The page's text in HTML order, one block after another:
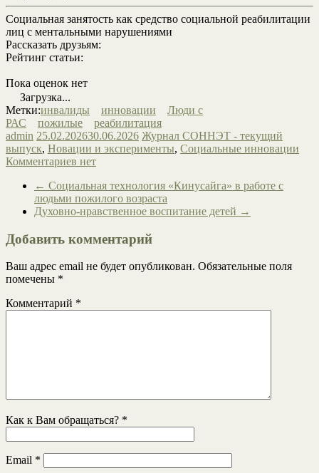
Социальная занятость как средство социальной реабилитации
лиц с ментальными нарушениями
Рассказать друзьям:
Рейтинг статьи:
Пока оценок нет
Загрузка...
Метки:инвалиды инновации
Люди с
РАС
пожилые
реабилитация
admin 25.02.202630.06.2026 Журнал СОННЭТ - текущий
выпуск, Новации и эксперименты, Социальные инновации
Комментариев нет
← Социальная технология «Кинусайга» в работе с
людьми пожилого возраста
Духовно-нравственное воспитание детей →
Добавить комментарий
Ваш адрес email не будет опубликован. Обязательные поля
помечены *
Комментарий *
Как к Вам обращаться? *
Email *